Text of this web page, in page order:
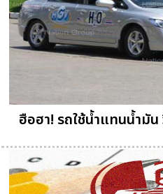
ฮือฮา! รถใช้น้ำแทนน้ำมั